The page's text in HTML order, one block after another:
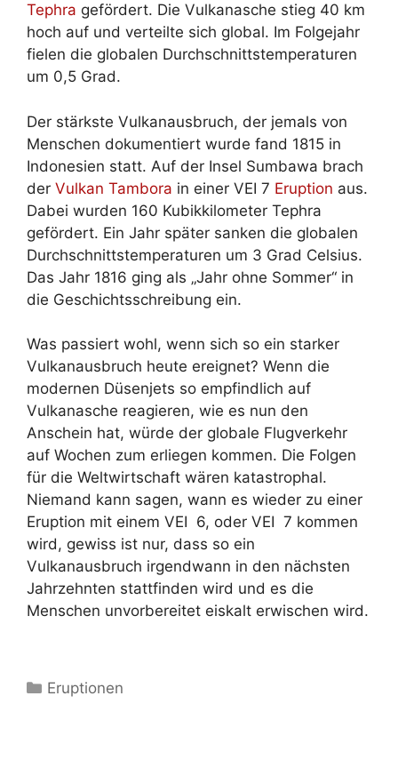
Tephra gefördert. Die Vulkanasche stieg 40 km
hoch auf und verteilte sich global. Im Folgejahr
fielen die globalen Durchschnittstemperaturen
um 0,5 Grad.
Der stärkste Vulkanausbruch, der jemals von
Menschen dokumentiert wurde fand 1815 in
Indonesien statt. Auf der Insel Sumbawa brach
der Vulkan Tambora in einer VEI 7 Eruption aus.
Dabei wurden 160 Kubikkilometer Tephra
gefördert. Ein Jahr später sanken die globalen
Durchschnittstemperaturen um 3 Grad Celsius.
Das Jahr 1816 ging als „Jahr ohne Sommer“ in
die Geschichtsschreibung ein.
Was passiert wohl, wenn sich so ein starker
Vulkanausbruch heute ereignet? Wenn die
modernen Düsenjets so empfindlich auf
Vulkanasche reagieren, wie es nun den
Anschein hat, würde der globale Flugverkehr
auf Wochen zum erliegen kommen. Die Folgen
für die Weltwirtschaft wären katastrophal.
Niemand kann sagen, wann es wieder zu einer
Eruption mit einem VEI 6, oder VEI 7 kommen
wird, gewiss ist nur, dass so ein
Vulkanausbruch irgendwann in den nächsten
Jahrzehnten stattfinden wird und es die
Menschen unvorbereitet eiskalt erwischen wird.
Kategorien
Eruptionen